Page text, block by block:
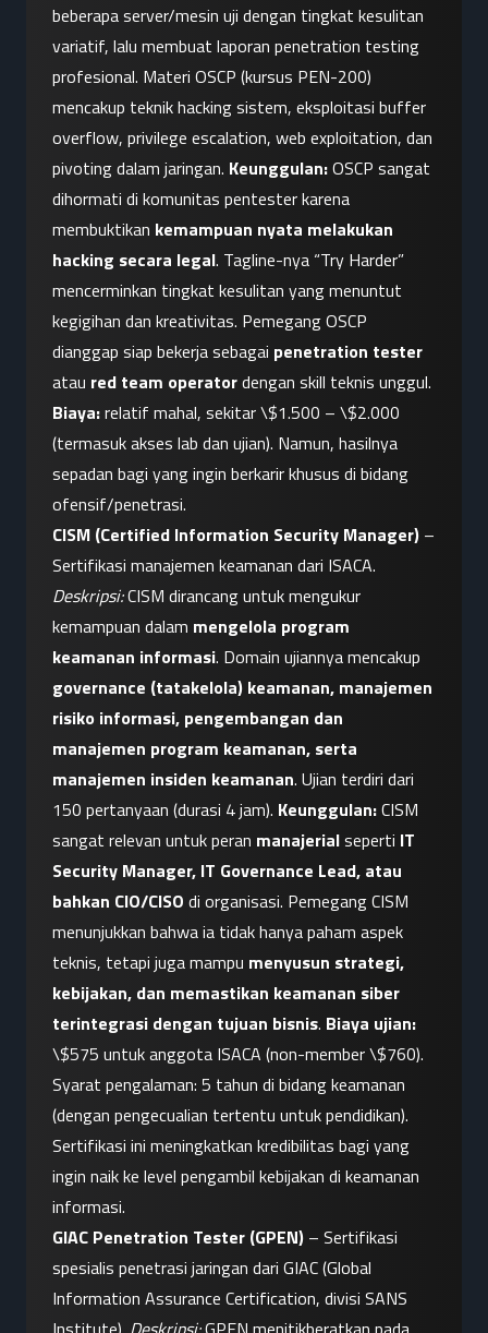
beberapa server/mesin uji dengan tingkat kesulitan
variatif, lalu membuat laporan penetration testing
profesional. Materi OSCP (kursus PEN-200)
mencakup teknik hacking sistem, eksploitasi buffer
overflow, privilege escalation, web exploitation, dan
pivoting dalam jaringan. Keunggulan: OSCP sangat
dihormati di komunitas pentester karena
membuktikan kemampuan nyata melakukan
hacking secara legal. Tagline-nya “Try Harder”
mencerminkan tingkat kesulitan yang menuntut
kegigihan dan kreativitas. Pemegang OSCP
dianggap siap bekerja sebagai penetration tester
atau red team operator
Biaya: relatif mahal, sekitar \$1.500 – \$2.000
(termasuk akses lab dan ujian). Namun, hasilnya
sepadan bagi yang ingin berkarir khusus di bidang
ofensif/penetrasi.
CISM (Certified Information Security Manager) –
Deskripsi: CISM dirancang untuk mengukur
kemampuan dalam mengelola program
keamanan informasi
governance (tatakelola) keamanan, manajemen
risiko informasi, pengembangan dan
manajemen program keamanan, serta
manajemen insiden keamanan. Ujian terdiri dari
150 pertanyaan (durasi 4 jam). Keunggulan: CISM
sangat relevan untuk peran manajerial seperti IT
Security Manager, IT Governance Lead, atau
bahkan CIO/CISO di organisasi. Pemegang CISM
menunjukkan bahwa ia tidak hanya paham aspek
teknis, tetapi juga mampu menyusun strategi,
kebijakan, dan memastikan keamanan siber
terintegrasi dengan tujuan bisnis. Biaya ujian:
\$575 untuk anggota ISACA (non-member \$760).
Syarat pengalaman: 5 tahun di bidang keamanan
(dengan pengecualian tertentu untuk pendidikan).
Sertifikasi ini meningkatkan kredibilitas bagi yang
ingin naik ke level pengambil kebijakan di keamanan
informasi.
GIAC Penetration Tester (GPEN) – Sertifikasi
spesialis penetrasi jaringan dari GIAC (Global
Information Assurance Certification, divisi SANS